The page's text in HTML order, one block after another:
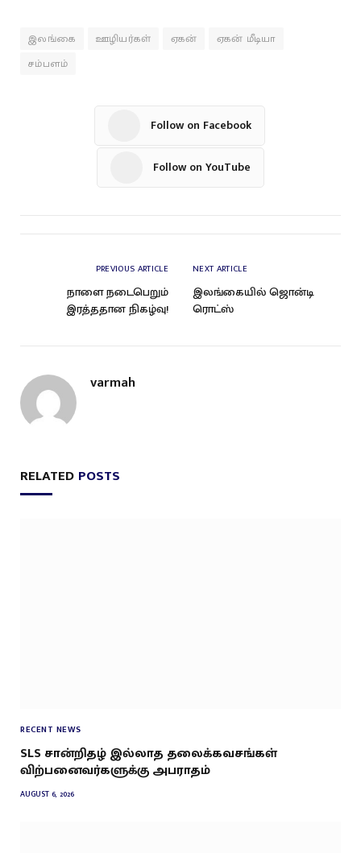
இலங்கை ஊழியர்கள் ஏகன்
ஏகன் மீடியா
சம்பளம்
Follow on Facebook
Follow on YouTube
PREVIOUS ARTICLE
நாளை நடைபெறும்
இரத்ததான நிகழ்வு!
NEXT ARTICLE
இலங்கையில் ஜொன்டி
ரொட்ஸ்
varmah
RELATED POSTS
RECENT NEWS
SLS சான்றிதழ் இல்லாத தலைக்கவசங்கள்
விற்பனைவர்களுக்கு அபராதம்
AUGUST 6, 2026